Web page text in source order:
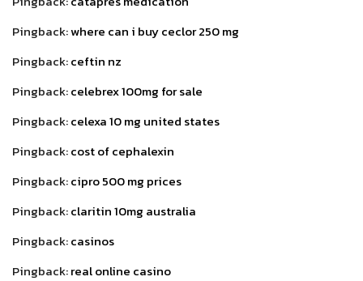
Pingback:where can i buy ceclor 250 mg
Pingback:ceftin nz
Pingback:celebrex 100mg for sale
Pingback:celexa 10 mg united states
Pingback:cost of cephalexin
Pingback:cipro 500 mg prices
Pingback:claritin 10mg australia
Pingback:casinos
Pingback:real online casino